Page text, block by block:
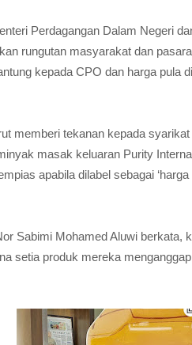
Perdagangan Dalam Negeri
rungutan masyarakat dan
kepada CPO dan harga pula
memberi tekanan kepada
masak keluaran Purity
apabila dilabel sebagai
Sabimi Mohamed Aluwi berkata,
setia produk mereka